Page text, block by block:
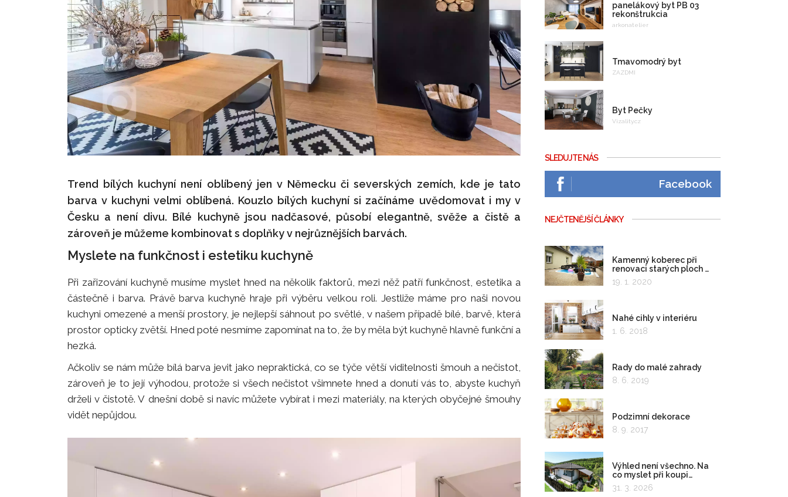
Trend bílých kuchyní není oblíbený jen v Německu či severských zemích, kde je tato
barva v kuchyni velmi oblíbená. Kouzlo bílých kuchyní si začínáme uvědomovat i my v
Česku a není divu. Bílé kuchyně jsou nadčasové, působí elegantně, svěže a čistě a
zároveň je můžeme kombinovat s doplňky v nejrůznějších barvách.
Myslete na funkčnost i estetiku kuchyně
Při zařizování kuchyně musíme myslet hned na několik faktorů, mezi něž patří funkčnost, estetika a
částečně i barva. Právě barva kuchyně hraje při výběru velkou roli. Jestliže máme pro naši novou
kuchyni omezené a menší prostory, je nejlepší sáhnout po světlé, v našem případě bílé, barvě, která
prostor opticky zvětší. Hned poté nesmíme zapomínat na to, že by měla být kuchyně hlavně funkční a
hezká.
Ačkoliv se nám může bílá barva jevit jako nepraktická, co se týče větší viditelnosti šmouh a nečistot,
zároveň je to její výhodou, protože si všech nečistot všimnete hned a donutí vás to, abyste kuchyň
drželi v čistotě. V dnešní době si navíc můžete vybírat i mezi materiály, na kterých obyčejné šmouhy
vidět nepůjdou.
panelákový byt PB 03
rekonštrukcia
arkonatelier
Tmavomodrý byt
ZAZDMI
Byt Pečky
Vizality.cz
SLEDUJTE NÁS
Facebook
NEJČTENĚJŠÍ ČLÁNKY
Kamenný koberec při
renovaci starých ploch a
kolem bazénu
19. 1. 2020
Nahé cihly v interiéru
1. 6. 2018
Rady do malé zahrady
8. 6. 2019
Podzimní dekorace
8. 9. 2017
Výhled není všechno. Na
co myslet při koupi
pozemku?
31. 3. 2026